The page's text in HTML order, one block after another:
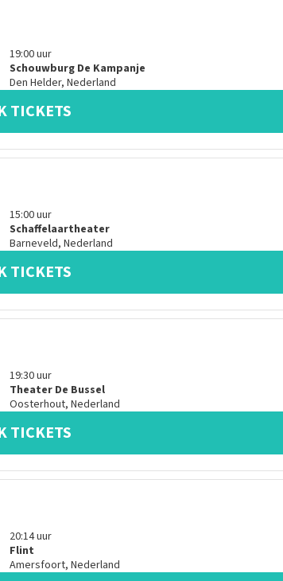
19:00uur
Schouwburg De Kampanje
Den Helder, Nederland
TICKETS
15:00uur
Schaffelaartheater
Barneveld, Nederland
TICKETS
19:30uur
Theater De Bussel
Oosterhout, Nederland
TICKETS
20:14uur
Flint
Amersfoort, Nederland